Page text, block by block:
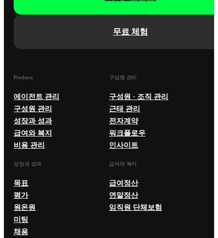
무료 체험
Products
에이전트 관리
구성원 관리
성장과 성과
급여와 복지
비용 관리
구성원 관리
구성원 · 조직 관리
근태 관리
전자계약
워크플로우
인사이트
성장과 성과
목표
평가
원온원
미팅
채용
급여와 복지
급여정산
연말정산
임직원 단체보험